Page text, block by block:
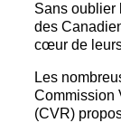
Sans oublier
des
cœur de
Les
Commission
(CVR)